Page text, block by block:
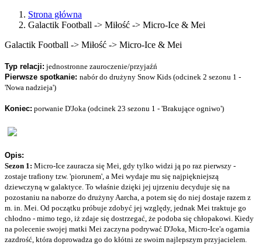
Strona główna
Galactik Football -> Miłość -> Micro-Ice & Mei
Galactik Football -> Miłość -> Micro-Ice & Mei
Typ relacji: jednostronne zauroczenie/przyjaźń
Pierwsze spotkanie: nabór do drużyny Snow Kids (odcinek 2 sezonu 1 -
'Nowa nadzieja')
Koniec: porwanie D'Joka (odcinek 23 sezonu 1 - 'Brakujące ogniwo')
Opis:
Sezon 1: Micro-Ice zauracza się Mei, gdy tylko widzi ją po raz pierwszy -
zostaje trafiony tzw. 'piorunem', a Mei wydaje mu się najpiękniejszą
dziewczyną w galaktyce. To właśnie dzięki jej ujrzeniu decyduje się na
pozostaniu na naborze do drużyny Aarcha, a potem się do niej dostaje razem z
m. in. Mei. Od początku próbuje zdobyć jej względy, jednak Mei traktuje go
chłodno - mimo tego, iż zdaje się dostrzegać, że podoba się chłopakowi. Kiedy
na polecenie swojej matki Mei zaczyna podrywać D'Joka, Micro-Ice'a ogarnia
zazdrość, która doprowadza go do kłótni ze swoim najlepszym przyjacielem.